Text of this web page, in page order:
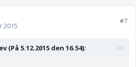
2015
#7
5.12.2015 den 16.54):